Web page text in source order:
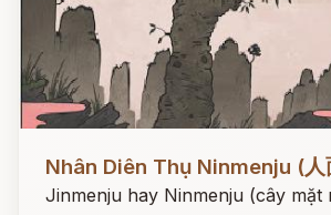
Nhân Diên Thụ Ninmenju (人
Jinmenju hay Ninmenju (cây mặt